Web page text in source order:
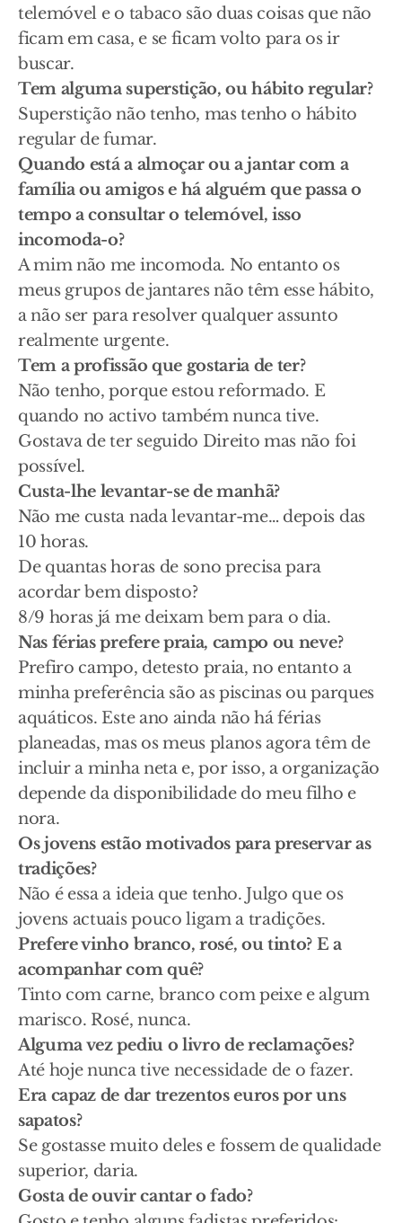
telemóvel e o tabaco são duas coisas que não
ficam em casa, e se ficam volto para os ir
buscar.
Tem alguma superstição, ou hábito regular?
Superstição não tenho, mas tenho o hábito
regular de fumar.
Quando está a almoçar ou a jantar com a
família ou amigos e há alguém que passa o
tempo a consultar o telemóvel, isso
incomoda-o?
A mim não me incomoda. No entanto os
meus grupos de jantares não têm esse hábito,
a não ser para resolver qualquer assunto
realmente urgente.
Tem a profissão que gostaria de ter?
Não tenho, porque estou reformado. E
quando no activo também nunca tive.
Gostava de ter seguido Direito mas não foi
possível.
Custa-lhe levantar-se de manhã?
Não me custa nada levantar-me… depois das
10 horas.
De quantas horas de sono precisa para
acordar bem disposto?
8/9 horas já me deixam bem para o dia.
Nas férias prefere praia, campo ou neve?
Prefiro campo, detesto praia, no entanto a
minha preferência são as piscinas ou parques
aquáticos. Este ano ainda não há férias
planeadas, mas os meus planos agora têm de
incluir a minha neta e, por isso, a organização
depende da disponibilidade do meu filho e
nora.
Os jovens estão motivados para preservar as
tradições?
Não é essa a ideia que tenho. Julgo que os
jovens actuais pouco ligam a tradições.
Prefere vinho branco, rosé, ou tinto? E a
acompanhar com quê?
Tinto com carne, branco com peixe e algum
marisco. Rosé, nunca.
Alguma vez pediu o livro de reclamações?
Até hoje nunca tive necessidade de o fazer.
Era capaz de dar trezentos euros por uns
sapatos?
Se gostasse muito deles e fossem de qualidade
superior, daria.
Gosta de ouvir cantar o fado?